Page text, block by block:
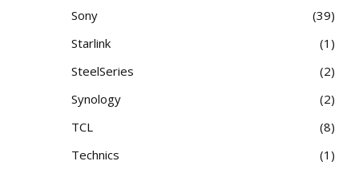
Sony
39
Starlink
1
SteelSeries
2
Synology
2
TCL
8
Technics
1